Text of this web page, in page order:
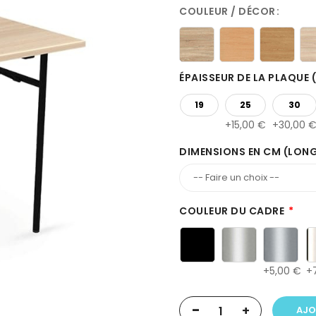
COULEUR / DÉCOR
ÉPAISSEUR DE LA
19 25
15,00 €
30
30,00 €
DIMENSIONS EN CM
COULEUR DU CADRE
5,00 €
- +